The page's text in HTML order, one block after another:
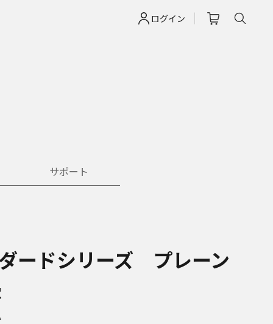
ログイン
サポート
ードシリーズ プレーン